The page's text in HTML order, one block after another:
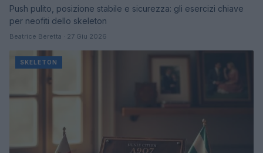
Push pulito, posizione stabile e sicurezza: gli esercizi chiave
per neofiti dello skeleton
Beatrice Beretta · 27 Giu 2026
SKELETON